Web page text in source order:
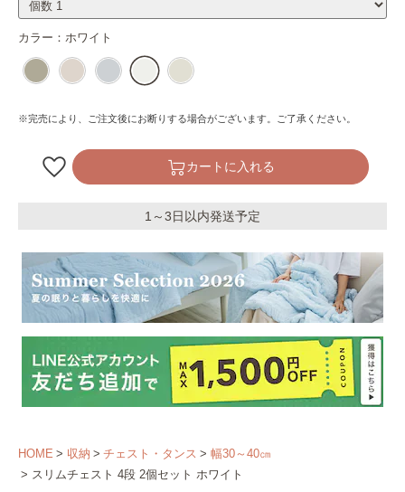
カラー： ホワイト
※完売により、ご注文後にお断りする場合がございます。ご了承ください。
カートに入れる
1～3日以内発送予定
HOME 収納 チェスト・タンス
幅30～40㎝
スリムチェスト 4段 2個セット ホワイト